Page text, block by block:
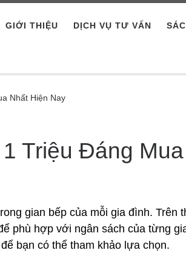
GIỚI THIỆU DỊCH VỤ TƯ VẤN
Nhất Hiện Nay
Triệu Đáng
gian bếp của mỗi gia đình.
phù hợp với ngân sách của từng
bạn có thể tham khảo lựa chọn.